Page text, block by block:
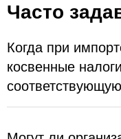
Часто
Когда при
косвенные